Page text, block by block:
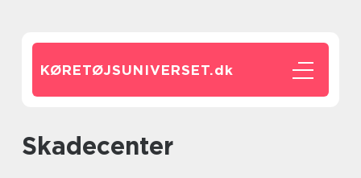
KØRETØJSUNIVERSET.dk
skadecenter